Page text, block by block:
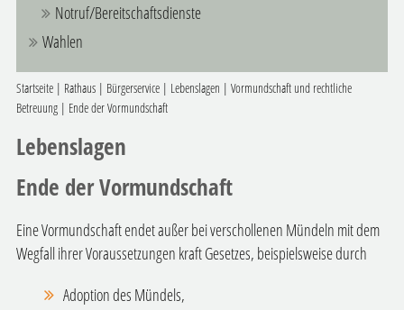
Notruf/Bereitschaftsdienste
Wahlen
Startseite| Rathaus| Bürgerservice| Lebenslagen | Vormundschaft und rechtliche
Betreuung| Ende der Vormundschaft
Lebenslagen
Ende der Vormundschaft
Eine Vormundschaft endet außer bei verschollenen Mündeln mit dem
Wegfall ihrer Voraussetzungen kraft Gesetzes, beispielsweise durch
Adoption des Mündels,